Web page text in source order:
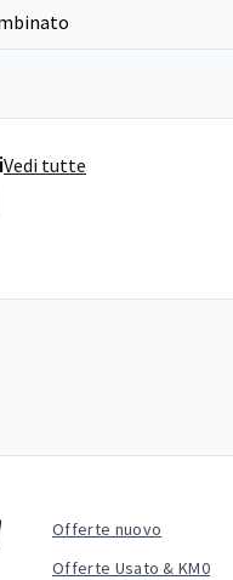
Vedi tutte
Offerte nuovo
Offerte Usato & KM0